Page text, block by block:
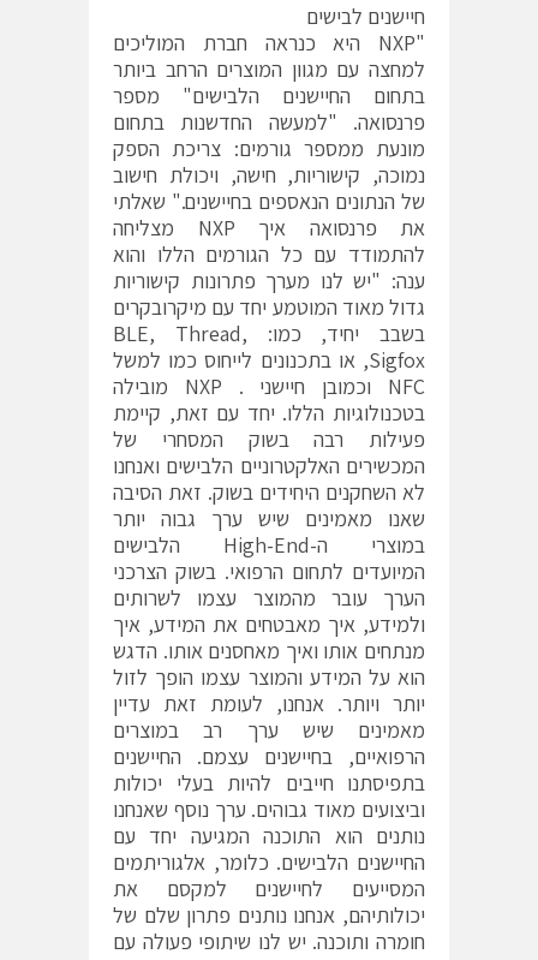
חיישנים לבישים
"NXP היא כנראה חברת המוליכים
למחצה עם מגוון המוצרים הרחב ביותר
בתחום החיישנים הלבישים" מספר
פרנסואה. "למעשה החדשנות בתחום
מונעת ממספר גורמים: צריכת הספק
נמוכה, קישוריות, חישה, ויכולת חישוב
של הנתונים הנאספים בחיישנים." שאלתי
את פרנסואה איך NXP מצליחה
להתמודד עם כל הגורמים הללו והוא
ענה: "יש לנו מערך פתרונות קישוריות
גדול מאוד המוטמע יחד עם מיקרובקרים
בשבב יחיד, כמו: BLE, Thread,
Sigfox, או בתכנונים לייחוס כמו למשל
NFC וכמובן חיישני . NXP מובילה
בטכנולוגיות הללו. יחד עם זאת, קיימת
פעילות רבה בשוק המסחרי של
המכשירים האלקטרוניים הלבישים ואנחנו
לא השחקנים היחידים בשוק. זאת הסיבה
שאנו מאמינים שיש ערך גבוה יותר
במוצרי ה-High-End הלבישים
המיועדים לתחום הרפואי. בשוק הצרכני
הערך עובר מהמוצר עצמו לשרותים
ולמידע, איך מאבטחים את המידע, איך
מנתחים אותו ואיך מאחסנים אותו. הדגש
הוא על המידע והמוצר עצמו הופך לזול
יותר ויותר. אנחנו, לעומת זאת עדיין
מאמינים שיש ערך רב במוצרים
הרפואיים, בחיישנים עצמם. החיישנים
בתפיסתנו חייבים להיות בעלי יכולות
וביצועים מאוד גבוהים. ערך נוסף שאנחנו
נותנים הוא התוכנה המגיעה יחד עם
החיישנים הלבישים. כלומר, אלגוריתמים
המסייעים לחיישנים למקסם את
יכולותיהם, אנחנו נותנים פתרון שלם של
חומרה ותוכנה. יש לנו שיתופי פעולה עם